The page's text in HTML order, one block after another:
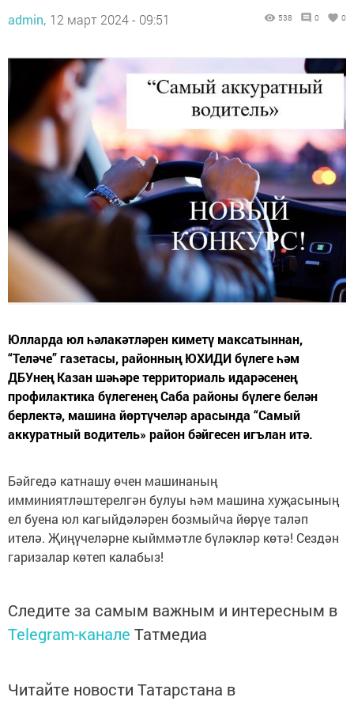
admin, 12 март 2024 - 09:51 538 0 0
Юлларда юл һәлакәтләрен киметү максатыннан,
“Теләче” газетасы, районның ЮХИДИ бүлеге һәм
ДБУнең Казан шәһәре территориаль идарәсенең
профилактика бүлегенең Саба районы бүлеге белән
берлектә, машина йөртүчеләр арасында “Самый
аккуратный водитель» район бәйгесен игълан итә.
Бәйгедә катнашу өчен машинаның
имминиятләштерелгән булуы һәм машина хуҗасының
ел буена юл кагыйдәләрен бозмыйча йөрүе таләп
ителә. Җиңүчеләрне кыйммәтле бүләкләр көтә! Сездән
гаризалар көтеп калабыз!
Следите за самым важным и интересным в
Telegram-канале Татмедиа
Читайте новости Татарстана в